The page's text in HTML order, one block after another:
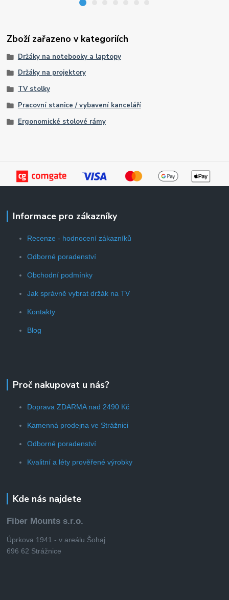
Zboží zařazeno v kategoriích
Držáky na notebooky a laptopy
Držáky na projektory
TV stolky
Pracovní stanice / vybavení kanceláří
Ergonomické stolové rámy
Informace pro zákazníky
Recenze - hodnocení zákazníků
Odborné poradenství
Obchodní podmínky
Jak správně vybrat držák na TV
Kontakty
Blog
Proč nakupovat u nás?
Doprava ZDARMA nad 2490 Kč
Kamenná prodejna ve Strážnici
Odborné poradenství
Kvalitní a léty prověřené výrobky
Kde nás najdete
Fiber Mounts s.r.o.
Úprkova 1941 - v areálu Šohaj
696 62 Strážnice